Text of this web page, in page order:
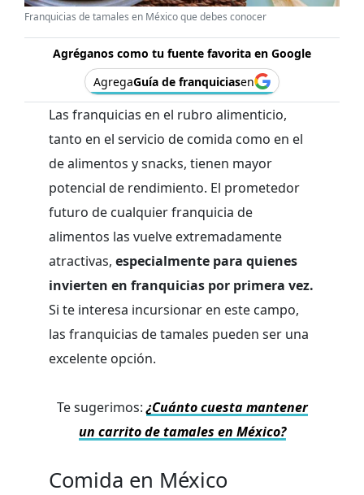
Franquicias de tamales en México que debes conocer
Agréganos como tu fuente favorita en Google
AgregaGuía de franquiciasen
Las franquicias en el rubro alimenticio,
tanto en el servicio de comida como en el
de alimentos y snacks, tienen mayor
potencial de rendimiento. El prometedor
futuro de cualquier franquicia de
alimentos las vuelve extremadamente
atractivas, especialmente para quienes
invierten en franquicias por primera vez.
Si te interesa incursionar en este campo,
las franquicias de tamales pueden ser una
excelente opción.
Te sugerimos:¿Cuánto cuesta mantener
un carrito de tamales en México?
Comida en México